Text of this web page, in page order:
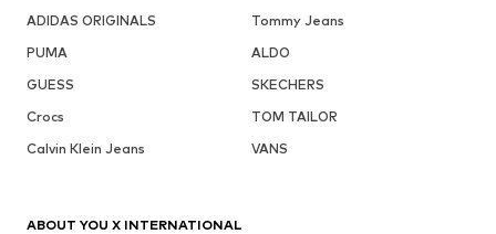
ADIDAS ORIGINALS
Tommy Jeans
PUMA
ALDO
GUESS
SKECHERS
Crocs
TOM TAILOR
Calvin Klein Jeans
VANS
ABOUT YOU X INTERNATIONAL